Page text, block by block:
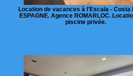
Location de vacances à l'Escala - Costa
ESPAGNE. Agence ROMARLOC.
piscine privée.